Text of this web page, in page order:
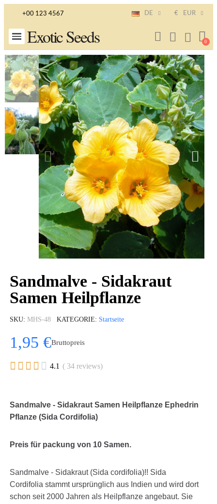
+00 123 4567 DE € EUR
Exotic Seeds
Sandmalve - Sidakraut
Samen Heilpflanze
SKU MHS-48 KATEGORIE Startseite
1,95 €Bruttopreis
     4.1 ( 34 reviews)
Sandmalve - Sidakraut Samen Heilpflanze Ephedrin
Pflanze (Sida Cordifolia)
Preis für packung von 10 Samen.
Sandmalve - Sidakraut (Sida cordifolia)!! Sida
Cordifolia stammt ursprünglich aus Indien und wird dort
schon seit 2000 Jahren als Heilpflanze angebaut. Sie